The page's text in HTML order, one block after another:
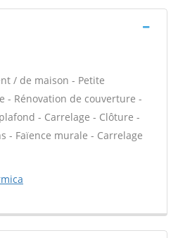
/ de maison - Petite
- Rénovation de couverture -
- Carrelage - Clôture -
- Faïence murale - Carrelage